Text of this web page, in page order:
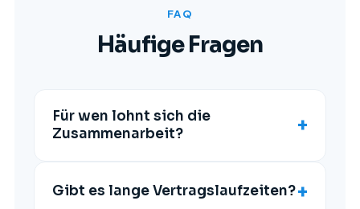
FAQ
Häufige Fragen
Für wen lohnt sich die
Zusammenarbeit?
+
Gibt es lange Vertragslaufzeiten?+